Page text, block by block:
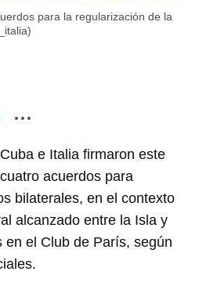
para la regularización de la
e Italia firmaron este
acuerdos para
bilaterales, en el contexto
alcanzado entre la Isla y
el Club de París, según